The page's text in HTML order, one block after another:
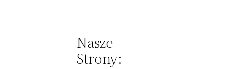
Nasze
Strony: